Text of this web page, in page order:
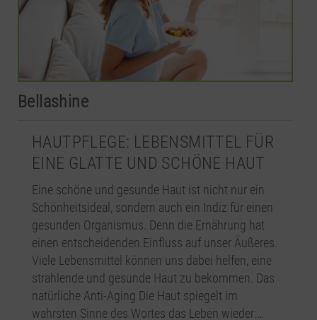
Bellashine
HAUTPFLEGE: LEBENSMITTEL FÜR
EINE GLATTE UND SCHÖNE HAUT
Eine schöne und gesunde Haut ist nicht nur ein
Schönheitsideal, sondern auch ein Indiz für einen
gesunden Organismus. Denn die Ernährung hat
einen entscheidenden Einfluss auf unser Äußeres.
Viele Lebensmittel können uns dabei helfen, eine
strahlende und gesunde Haut zu bekommen. Das
natürliche Anti-Aging Die Haut spiegelt im
wahrsten Sinne des Wortes das Leben wieder:…